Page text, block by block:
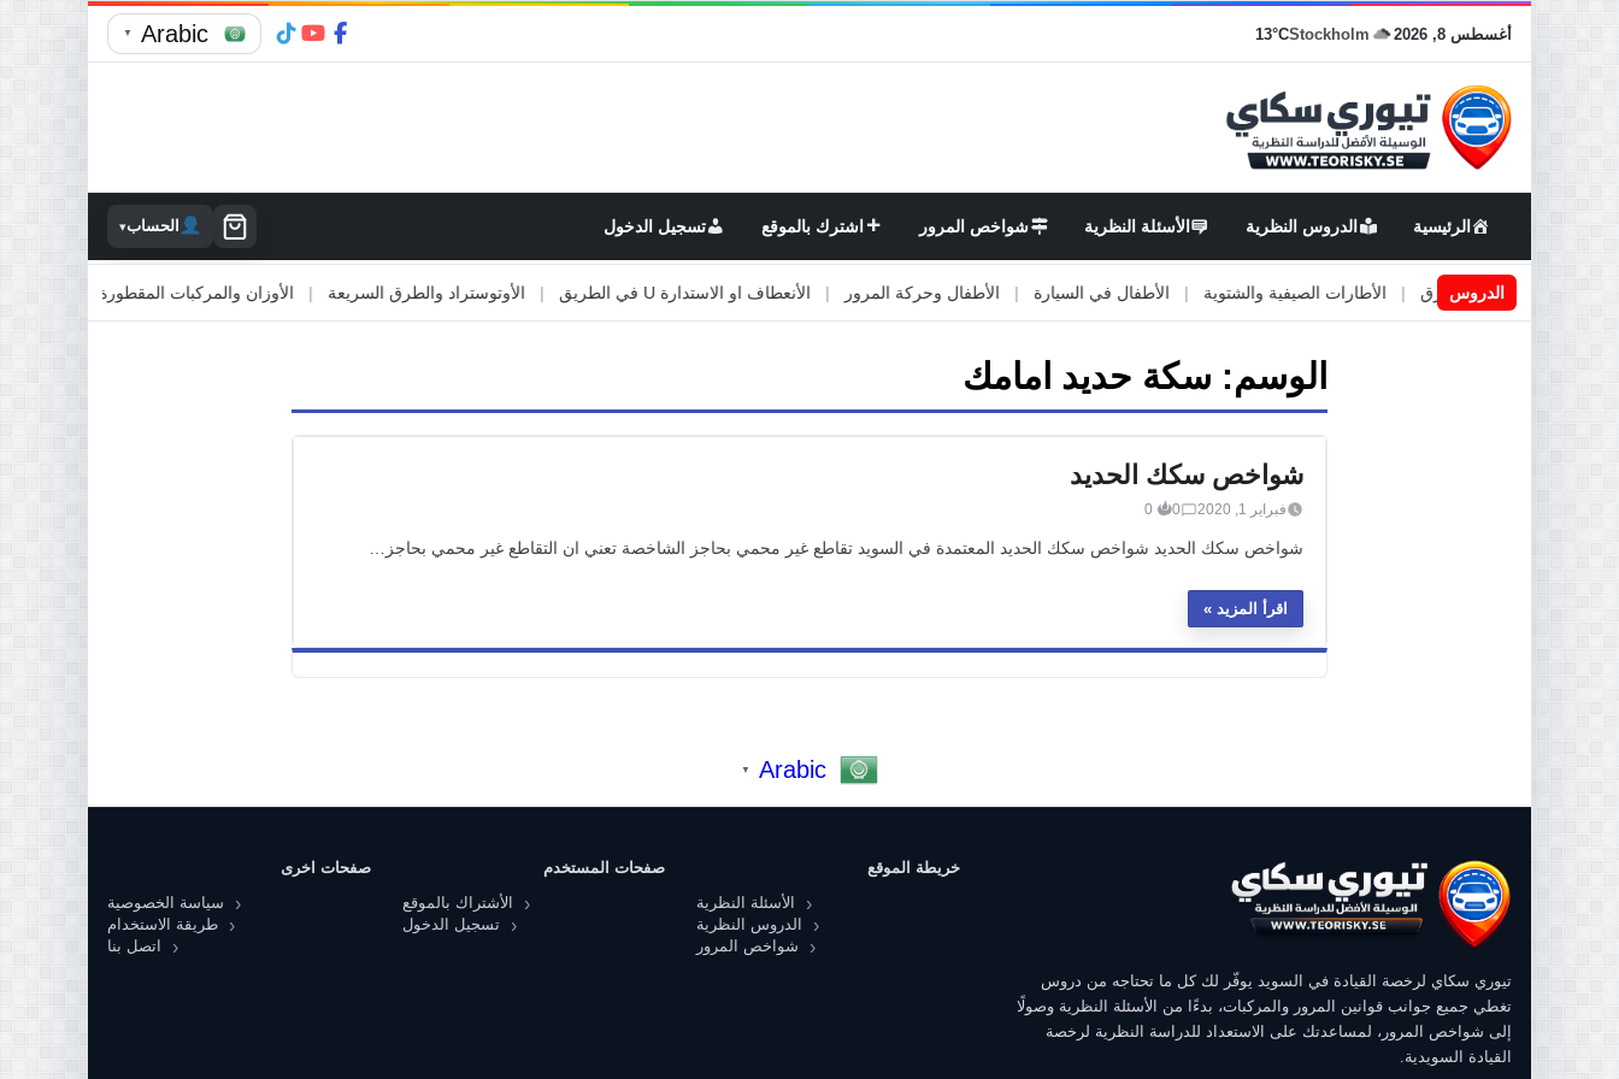
أغسطس 8, 2026 Stockholm
13°C
Arabic
▼
الرئيسية الدروس النظرية الأسئلة النظرية شواخص المرور اشترك بالموقع تسجيل الدخول الحساب▾
الدروس
اعمال او صيانة الطرق الأطارات الصيفية والشتوية | الأطفال في السيارة | الأطفال وحركة المرور | الأنعطاف او الاستدارة U في الطريق الأوتوستراد والطرق السريعة | الأوزان والمركبات المقطورة | الاصطدام
الوسم: سكة حديد امامك
شواخص سكك الحديد
فبراير 1, 2020 0
0
شواخص سكك الحديد شواخص سكك الحديد المعتمدة في السويد تقاطع غير محمي بحاجز الشاخصة تعني ان التقاطع غير محمي بحاجز…
اقرأ المزيد
Arabic
▼
تيوري سكاي لرخصة القيادة في السويد يوفّر لك كل ما تحتاجه من دروس
تغطي جميع جوانب قوانين المرور والمركبات، بدءًا من الأسئلة النظرية وصولًا
إلى شواخص المرور، لمساعدتك على الاستعداد للدراسة النظرية لرخصة
القيادة السويدية.
خريطة الموقع
الأسئلة النظرية
الدروس النظرية
شواخص المرور
صفحات المستخدم
الأشتراك بالموقع
تسجيل الدخول
صفحات اخرى
سياسة الخصوصية
طريقة الاستخدام
اتصل بنا